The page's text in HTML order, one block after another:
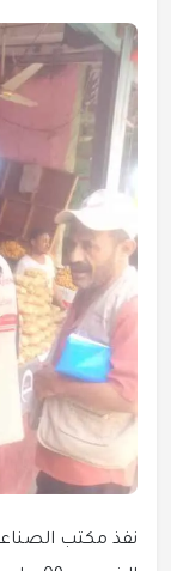
نفذ مكتب